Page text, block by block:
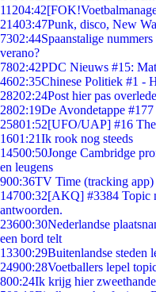
11204:42
21403:47Punk, disco, New
7302:44Spaanstalige
verano?
7802:42PDC Nieuws #15:
4602:35Chinese Politiek #1 -
28202:24Post hier pas
2802:19De Avondetappe
25801:52[UFO/UAP] #16
1601:21Ik rook nog steeds
14500:50Jonge Cambridge
en leugens
900:36TV Time (tracking
14700:32[AKQ] #3384 Topic
antwoorden.
23600:30Nederlandse
een bord telt
13300:29Buitenlandse steden
24900:28Voetballers lepel
800:24Ik krijg hier